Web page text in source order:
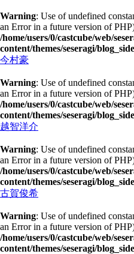
Warning: Use of undefined
an Error in a future version of
/home/users/0/castcube/web/
content/themes/seseragi/
今村豪
Warning: Use of undefined
an Error in a future version of
/home/users/0/castcube/web/
content/themes/seseragi/
越智洋介
Warning: Use of undefined
an Error in a future version of
/home/users/0/castcube/web/
content/themes/seseragi/
古賀俊希
Warning: Use of undefined
an Error in a future version of
/home/users/0/castcube/web/
content/themes/seseragi/